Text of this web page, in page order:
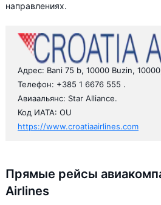
направлениях.
Адрес: Bani 75 b, 10000 Buzin,
Телефон: +385 1 6676 555 .
Авиаальянс: Star Alliance.
Код ИАТА: OU
https://www.croatiaairlines.com
Прямые рейсы
Airlines